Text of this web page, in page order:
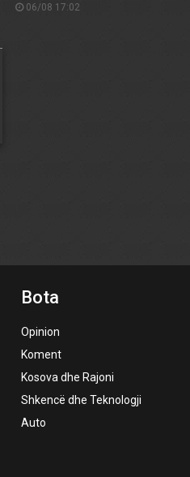
06/08 17:02
Bota
Opinion
Koment
Kosova dhe Rajoni
Shkencë dhe Teknologji
Auto